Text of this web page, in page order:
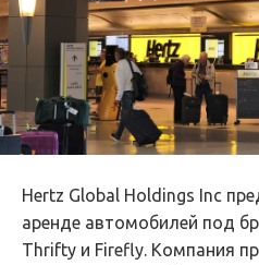
Hertz Global Holdings Inc
аренде автомобилей под
Thrifty и Firefly. Компания